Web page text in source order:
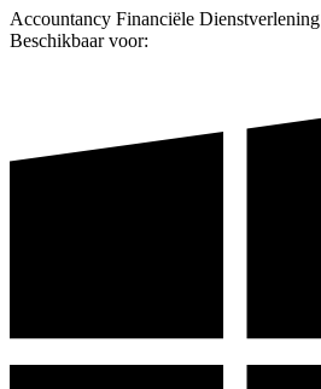
Accountancy Financiële Dienstverlening
Beschikbaar voor: